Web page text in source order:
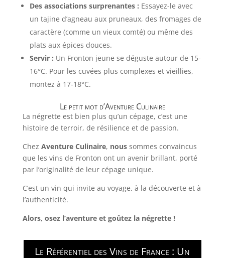
Des associations surprenantes : Essayez-le avec
un tajine d’agneau aux pruneaux, des fromages de
caractère (comme un vieux comté) ou même des
plats aux épices douces.
Servir : Un Fronton jeune se déguste autour de 15-
16°C. Pour les cuvées plus complexes et vieillies,
montez à 17-18°C.
Le petit mot d’Aventure Culinaire
La négrette est bien plus qu’un cépage, c’est une
histoire de terroir, de résilience et de passion.
Chez Aventure Culinaire, noussommes convaincus
que les vins de Fronton ont un avenir brillant, porté
par l’originalité de leur cépage unique.
C’est un vin qui invite au voyage, à la découverte et à
l’authenticité.
Alors, osez l’aventure et goûtez la négrette !
Le Référentiel des Vins de France : Un